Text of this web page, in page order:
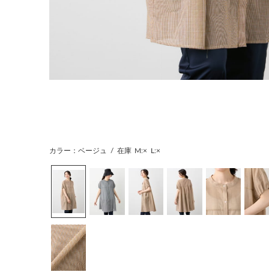
カラー：ベージュ / 在庫 M:× L:×